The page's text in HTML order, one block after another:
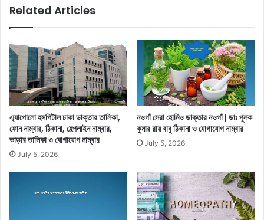
Related Articles
এ্যাপোলো হসপিটাল ঢাকা ডাক্তার তালিকা,
ফোন নাম্বার, ঠিকানা, হেল্পলাইন নাম্বার,
ভাড়ার তালিকা ও যোগাযোগ নাম্বার
July 5, 2026
নওগাঁ সেরা হোমিও ডাক্তার নওগাঁ | ডাঃ পুলক
কুমার রায় বাবু ঠিকানা ও যোগাযোগ নাম্বার
July 5, 2026